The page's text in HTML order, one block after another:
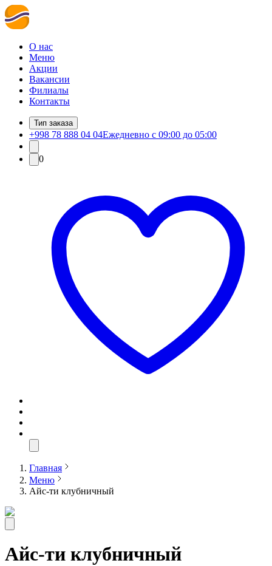
О нас
Меню
Акции
Вакансии
Филиалы
Контакты
Тип заказа
+998 78 888 04 04Ежедневно с 09:00 до 05:00
0
Главная
Меню
Айс-ти клубничный
Айс-ти клубничный